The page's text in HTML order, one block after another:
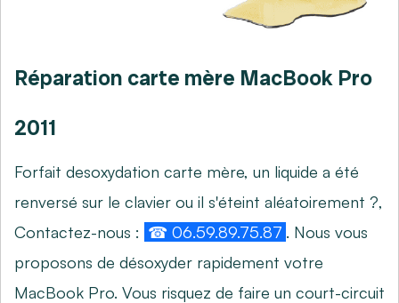
Réparation carte mère MacBook Pro
2011
Forfait desoxydation carte mère, un liquide a été
renversé sur le clavier ou il s'éteint aléatoirement ?,
Contactez-nous : ☎ 06.59.89.75.87 . Nous vous
proposons de désoxyder rapidement votre
MacBook Pro. Vous risquez de faire un court-circuit